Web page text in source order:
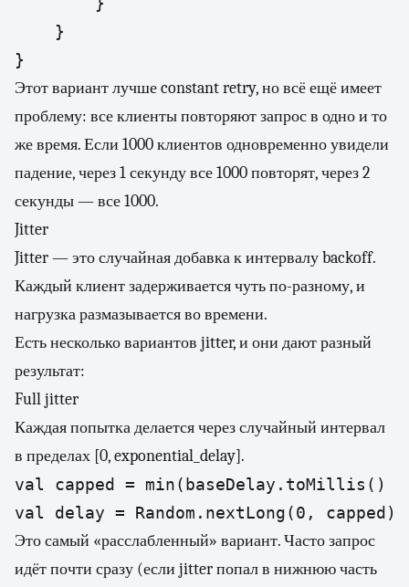
    }
}
Этот вариант лучше constant retry, но всё ещё имеет
проблему: все клиенты повторяют запрос в одно и то
же время. Если 1000 клиентов одновременно увидели
падение, через 1 секунду все 1000 повторят, через 2
секунды — все 1000.
Jitter
Jitter — это случайная добавка к интервалу backoff.
Каждый клиент задерживается чуть по-разному, и
нагрузка размазывается во времени.
Есть несколько вариантов jitter, и они дают разный
результат:
Full jitter
Каждая попытка делается через случайный интервал
в пределах [0, exponential_delay].
val capped =
val delay = Random.nextLong(0, capped)
Это самый «расслабленный» вариант. Часто запрос
идёт почти сразу (если jitter попал в нижнюю часть